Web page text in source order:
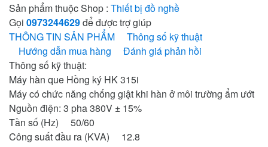
Sản phẩm thuộc Shop : Thiết bị đồ nghề
Gọi 0973244629để được trợ giúp
THÔNG TIN SẢN PHẨM
Thông số kỹ thuật
Hướng dẫn mua hàng
Đánh giá phản hồi
Thông số kỹ thuật:
Máy hàn que Hồng ký HK 315i
Máy có chức năng chống giật khi hàn ở môi trường ẩm ướt
Nguồn điện: 3 pha 380V ± 15%
Tần số (Hz) 50/60
Công suất đầu ra (KVA) 12.8